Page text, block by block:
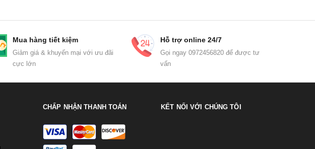
Mua hàng tiết kiệm
Giảm giá & khuyến mại với ưu đãi
cực lớn
Hỗ trợ online 24/7
Gọi ngay 0972456820 để được tư
vấn
CHẤP NHẬN THANH TOÁN KẾT NỐI VỚI CHÚNG TÔI